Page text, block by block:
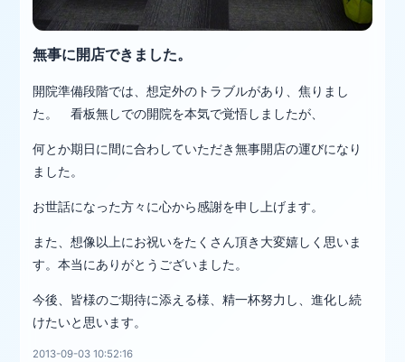
無事に開店できました。
開院準備段階では、想定外のトラブルがあり、焦りまし
た。 看板無しでの開院を本気で覚悟しましたが、
何とか期日に間に合わしていただき無事開店の運びになり
ました。
お世話になった方々に心から感謝を申し上げます。
また、想像以上にお祝いをたくさん頂き大変嬉しく思いま
す。本当にありがとうございました。
今後、皆様のご期待に添える様、精一杯努力し、進化し続
けたいと思います。
2013-09-03 10:52:16